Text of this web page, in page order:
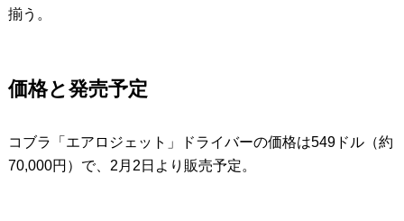
揃う。
価格と発売予定
コブラ「エアロジェット」ドライバーの価格は549ドル（約
70,000円）で、2月2日より販売予定。